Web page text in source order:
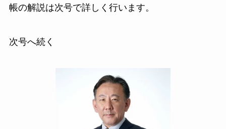
帳の解説は次号で詳しく行います。
次号へ続く